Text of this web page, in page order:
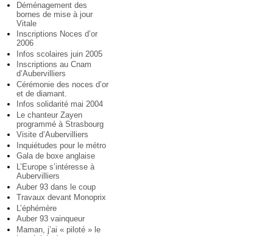
Déménagement des
bornes de mise à jour
Vitale
Inscriptions Noces d’or
2006
Infos scolaires juin 2005
Inscriptions au Cnam
d’Aubervilliers
Cérémonie des noces d’or
et de diamant.
Infos solidarité mai 2004
Le chanteur Zayen
programmé à Strasbourg
Visite d’Aubervilliers
Inquiétudes pour le métro
Gala de boxe anglaise
L’Europe s’intéresse à
Aubervilliers
Auber 93 dans le coup
Travaux devant Monoprix
L’éphémère
Auber 93 vainqueur
Maman, j’ai « piloté » le